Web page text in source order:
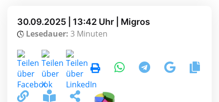
30.09.2025 | 13:42 Uhr | Migros
Lesedauer: 3 Minuten